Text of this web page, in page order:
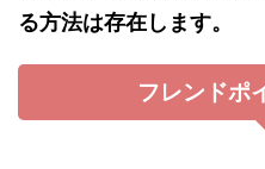
る方法は存在します。
フレンドポ